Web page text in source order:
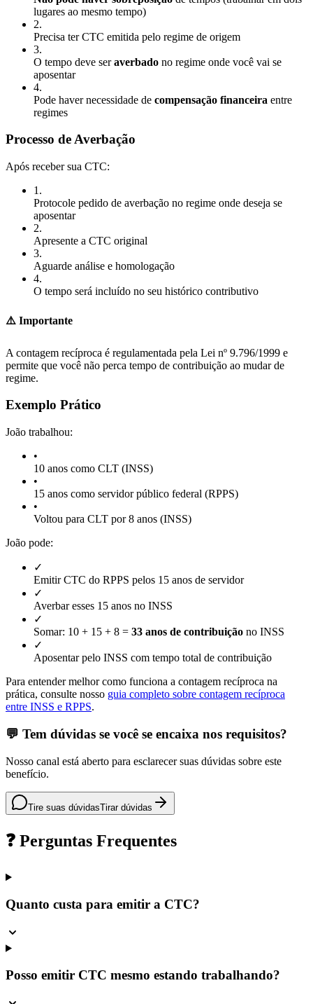
lugares ao mesmo tempo)
2.
Precisa ter CTC emitida pelo regime de origem
3.
O tempo deve seraverbado no regime onde você vai se
aposentar
4.
Pode haver necessidade de compensação financeira entre
regimes
Processo de Averbação
Após receber sua CTC:
1 .
Protocole pedido de averbação no regime onde deseja se
aposentar
2.
Apresente a CTC original
3.
Aguarde análise e homologação
4.
O tempo será incluído no seu histórico contributivo
⚠️ Importante
A contagem recíproca é regulamentada pela Lei nº 9.796/1999 e
permite que você não perca tempo de contribuição ao mudar de
regime.
Exemplo Prático
João trabalhou:
•
10 anos como CLT (INSS)
•
15 anos como servidor público federal (RPPS)
•
Voltou para CLT por 8 anos (INSS)
João pode:
✓
Emitir CTC do RPPS pelos 15 anos de servidor
✓
Averbar esses 15 anos no INSS
✓
Somar: 10 + 15 + 8 = 33 anos de contribuição no INSS
✓
Aposentar pelo INSS com tempo total de contribuição
Para entender melhor como funciona a contagem recíproca na
prática, consulte nosso guia completo sobre contagem recíproca
entre INSS e RPPS.
💬 Tem dúvidas se você se encaixa nos requisitos?
Nosso canal está aberto para esclarecer suas dúvidas sobre este
benefício.
Tire suas dúvidasTirar dúvidas
❓ Perguntas Frequentes
Quanto custa para emitir a CTC?
Posso emitir CTC mesmo estando trabalhando?